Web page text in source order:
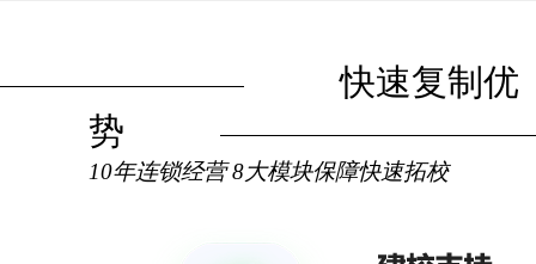
快速复制优
势
10年连锁经营 8大模块保障快速拓校